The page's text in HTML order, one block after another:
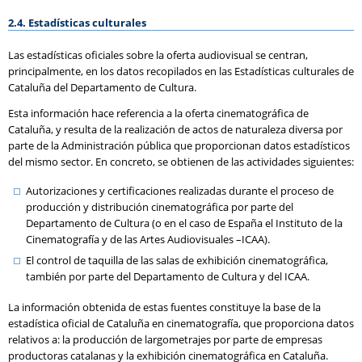
2.4. Estadísticas culturales
Las estadísticas oficiales sobre la oferta audiovisual se centran,
principalmente, en los datos recopilados en las Estadísticas culturales de
Cataluña del Departamento de Cultura.
Esta información hace referencia a la oferta cinematográfica de
Cataluña, y resulta de la realización de actos de naturaleza diversa por
parte de la Administración pública que proporcionan datos estadísticos
del mismo sector. En concreto, se obtienen de las actividades siguientes:
Autorizaciones y certificaciones realizadas durante el proceso de
producción y distribución cinematográfica por parte del
Departamento de Cultura (o en el caso de España el Instituto de la
Cinematografía y de las Artes Audiovisuales –ICAA).
El control de taquilla de las salas de exhibición cinematográfica,
también por parte del Departamento de Cultura y del ICAA.
La información obtenida de estas fuentes constituye la base de la
estadística oficial de Cataluña en cinematografía, que proporciona datos
relativos a: la producción de largometrajes por parte de empresas
productoras catalanas y la exhibición cinematográfica en Cataluña.